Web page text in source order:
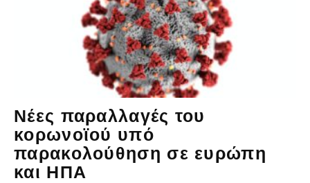
Νέες παραλλαγές του
κορωνοϊού υπό
παρακολούθηση σε ευρώπη
και ΗΠΑ